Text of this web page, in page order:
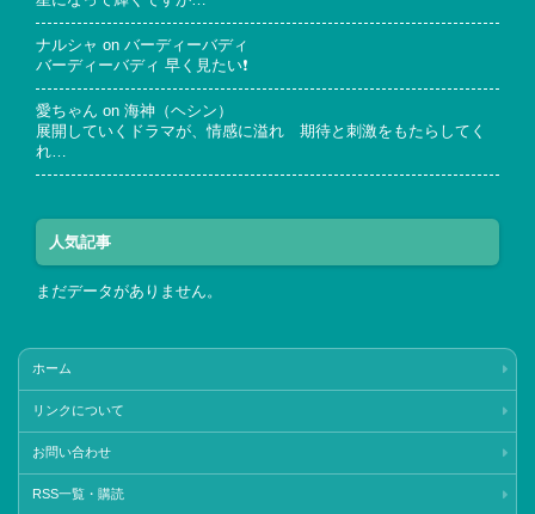
ナルシャ on バーディーバディ
バーディーバディ 早く見たい❗
愛ちゃん on 海神（ヘシン）
展開していくドラマが、情感に溢れ 期待と刺激をもたらしてく
れ…
人気記事
まだデータがありません。
ホーム
リンクについて
お問い合わせ
RSS一覧・購読